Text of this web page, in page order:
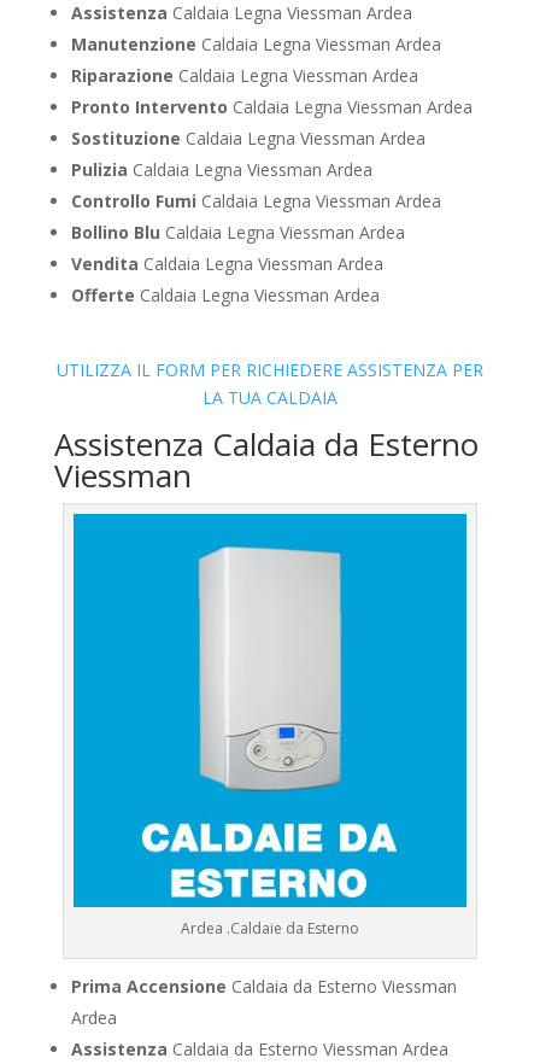
Assistenza Caldaia Legna Viessman Ardea
Manutenzione Caldaia Legna Viessman Ardea
Riparazione Caldaia Legna Viessman Ardea
Pronto Intervento Caldaia Legna Viessman Ardea
Sostituzione Caldaia Legna Viessman Ardea
Pulizia Caldaia Legna Viessman Ardea
Controllo Fumi Caldaia Legna Viessman Ardea
Bollino Blu Caldaia Legna Viessman Ardea
Vendita Caldaia Legna Viessman Ardea
Offerte Caldaia Legna Viessman Ardea
UTILIZZA IL FORM PER RICHIEDERE ASSISTENZA PER
LA TUA CALDAIA
Assistenza Caldaia da Esterno
Viessman
Ardea .Caldaie da Esterno
Prima Accensione Caldaia da Esterno Viessman
Ardea
Assistenza Caldaia da Esterno Viessman Ardea